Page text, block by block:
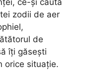
ce-și caută
zodii de aer
de
îți găsești
orice situație.